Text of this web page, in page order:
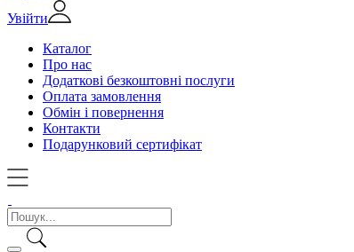
Увійти
Каталог
Про нас
Додаткові безкоштовні послуги
Оплата замовлення
Обмін і повернення
Контакти
Подарунковий сертифікат